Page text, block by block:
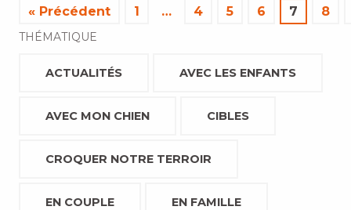
« Précédent 1 … 4 5 6 7 8
THÉMATIQUE
ACTUALITÉS AVEC LES ENFANTS
AVEC MON CHIEN CIBLES
CROQUER NOTRE TERROIR
EN COUPLE EN FAMILLE